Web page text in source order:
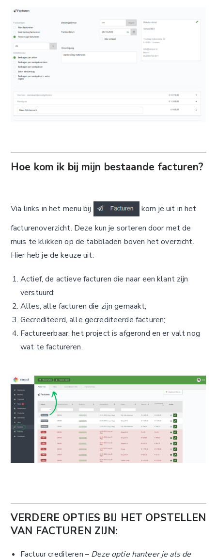
Hoe kom ik bij mijn bestaande facturen?
Via links in het menu bij
kom je uit in het
facturenoverzicht. Deze kun je sorteren door met de
muis te klikken op de tabbladen boven het overzicht.
Hier heb je de keuze uit:
Actief, de actieve facturen die naar een klant zijn
verstuurd;
Alles, alle facturen die zijn gemaakt;
Gecrediteerd, alle gecrediteerde facturen;
Factureerbaar, het project is afgerond en er valt nog
wat te factureren.
VERDERE OPTIES BIJ HET OPSTELLEN
VAN FACTUREN ZIJN:
Factuur crediteren – Deze optie hanteer je als de